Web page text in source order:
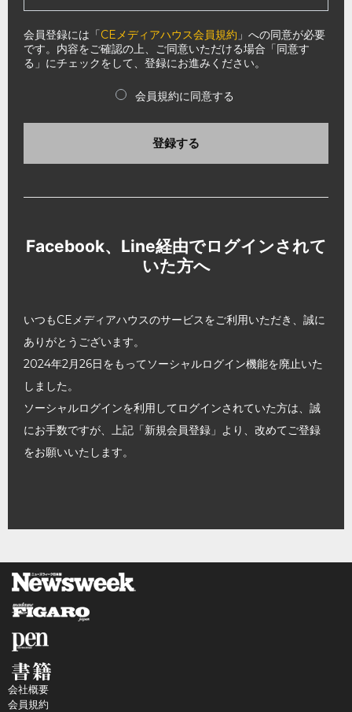
会員登録には「CEメディアハウス会員規約 」への同意が必要
です。内容をご確認の上、ご同意いただける場合「同意す
る」にチェックをして、登録にお進みください。
会員規約に同意する
登録する
Facebook、Line経由でログインされて
いた方へ
いつもCEメディアハウスのサービスをご利用いただき、誠に
ありがとうございます。
2024年2月26日をもってソーシャルログイン機能を廃止いた
しました。
ソーシャルログインを利用してログインされていた方は、誠
にお手数ですが、上記「新規会員登録」より、改めてご登録
をお願いいたします。
会社概要
会員規約